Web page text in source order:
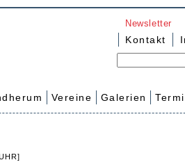
Newsletter
Kontakt
Vereine Galerien